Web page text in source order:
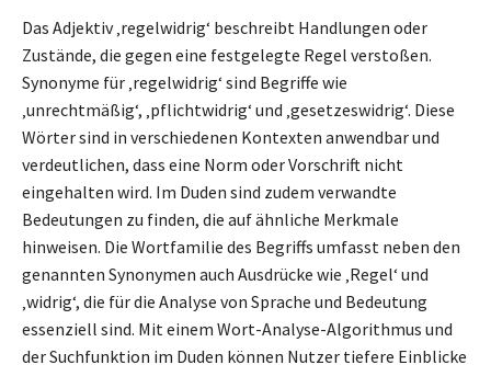
Das Adjektiv ‚regelwidrig‘ beschreibt Handlungen oder
Zustände, die gegen eine festgelegte Regel verstoßen.
Synonyme für ‚regelwidrig‘ sind Begriffe wie
‚unrechtmäßig‘, ‚pflichtwidrig‘ und ‚gesetzeswidrig‘. Diese
Wörter sind in verschiedenen Kontexten anwendbar und
verdeutlichen, dass eine Norm oder Vorschrift nicht
eingehalten wird. Im Duden sind zudem verwandte
Bedeutungen zu finden, die auf ähnliche Merkmale
hinweisen. Die Wortfamilie des Begriffs umfasst neben den
genannten Synonymen auch Ausdrücke wie ‚Regel‘ und
‚widrig‘, die für die Analyse von Sprache und Bedeutung
essenziell sind. Mit einem Wort-Analyse-Algorithmus und
der Suchfunktion im Duden können Nutzer tiefere Einblicke